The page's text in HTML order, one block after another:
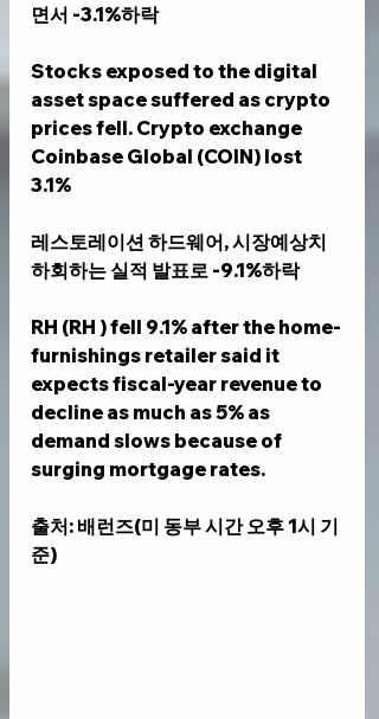
면서 -3.1%하락
Stocks exposed to the digital
asset space suffered as crypto
prices fell. Crypto exchange
Coinbase Global (COIN) lost
3.1%
레스토레이션 하드웨어, 시장예상치
하회하는 실적 발표로 -9.1%하락
RH (RH ) fell 9.1% after the home-
furnishings retailer said it
expects fiscal-year revenue to
decline as much as 5% as
demand slows because of
surging mortgage rates.
출처: 배런즈(미 동부 시간 오후 1시 기
준)